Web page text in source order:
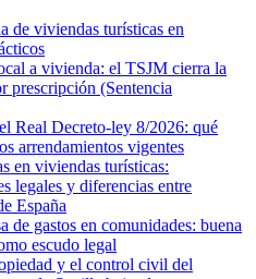
de viviendas turísticas en
a vivienda: el TSJM cierra la
prescripción (Sentencia
Real Decreto-ley 8/2026: qué
arrendamientos vigentes
en viviendas turísticas:
legales y diferencias entre
España
de gastos en comunidades: buena
escudo legal
y el control civil del